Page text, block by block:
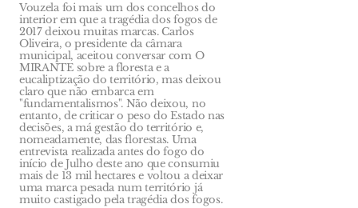
Vouzela foi mais um dos concelhos do
interior em que a tragédia dos fogos de
2017 deixou muitas marcas. Carlos
Oliveira, o presidente da câmara
municipal, aceitou conversar com O
MIRANTE sobre a floresta e a
eucaliptização do território, mas deixou
claro que não embarca em
"fundamentalismos". Não deixou, no
entanto, de criticar o peso do Estado nas
decisões, a má gestão do território e,
nomeadamente, das florestas. Uma
entrevista realizada antes do fogo do
início de Julho deste ano que consumiu
mais de 13 mil hectares e voltou a deixar
uma marca pesada num território já
muito castigado pela tragédia dos fogos.